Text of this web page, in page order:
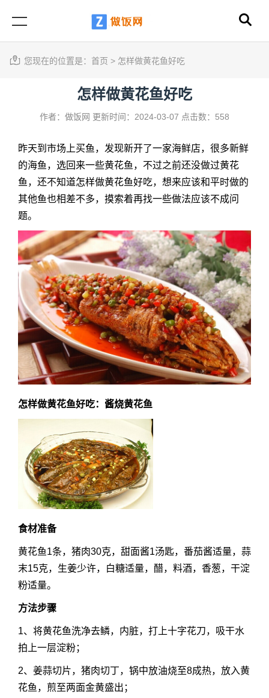
您现在的位置是： 首页 > 怎样做黄花鱼好吃
怎样做黄花鱼好吃
作者：做饭网 更新时间：2024-03-07 点击数：558
昨天到市场上买鱼，发现新开了一家海鲜店，很多新鲜
的海鱼，选回来一些黄花鱼，不过之前还没做过黄花
鱼，还不知道怎样做黄花鱼好吃，想来应该和平时做的
其他鱼也相差不多，摸索着再找一些做法应该不成问
题。
怎样做黄花鱼好吃：酱烧黄花鱼
食材准备
黄花鱼1条，猪肉30克，甜面酱1汤匙，番茄酱适量，蒜
末15克，生姜少许，白糖适量，醋，料酒，香葱，干淀
粉适量。
方法步骤
1、将黄花鱼洗净去鳞，内脏，打上十字花刀，吸干水
拍上一层淀粉；
2、姜蒜切片，猪肉切丁，锅中放油烧至8成热，放入黄
花鱼，煎至两面金黄盛出；